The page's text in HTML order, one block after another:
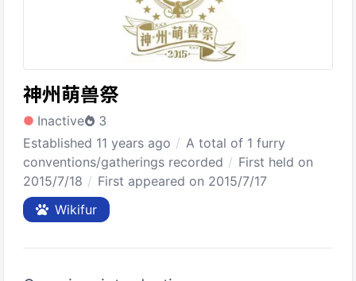
神州萌兽祭
Inactive
3
Established 11 years ago
A total of 1 furry
conventions/gatherings recorded
First held on
2015/7/18
First appeared on 2015/7/17
Wikifur